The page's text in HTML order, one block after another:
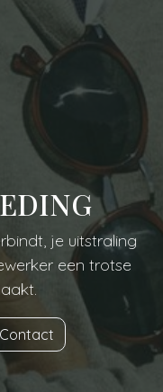
je uitstraling
een trotse
Contact